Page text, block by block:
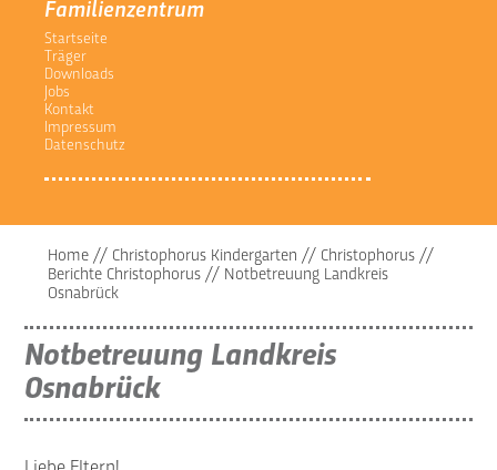
Familienzentrum
Startseite
Träger
Downloads
Jobs
Kontakt
Impressum
Datenschutz
Home// Christophorus Kindergarten // Christophorus//
Berichte Christophorus// Notbetreuung Landkreis
Osnabrück
Notbetreuung Landkreis
Osnabrück